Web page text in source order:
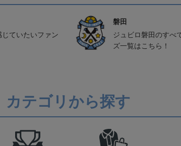
ていたいファン
磐田
ジュビロ磐田のすべ
ズ一覧はこちら！
カテゴリから探す